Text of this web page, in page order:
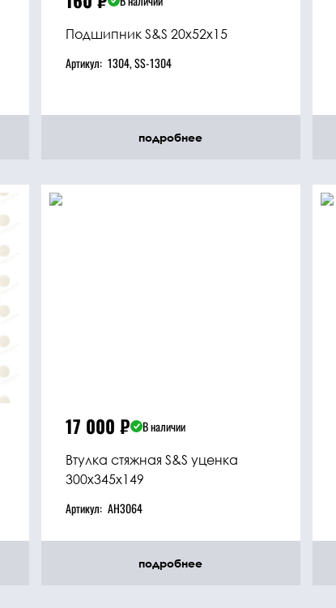
Подшипник S&S 20x52x15
Артикул: 1304, SS-1304
подробнее
17 000 ₽
В наличии
Втулка стяжная S&S уценка
300x345x149
Артикул: AH3064
подробнее